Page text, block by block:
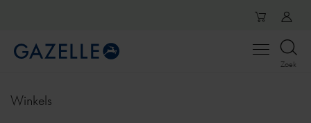
Open
Zoek
Winkels